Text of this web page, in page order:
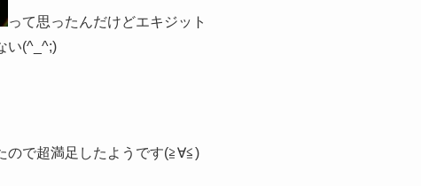
って思ったんだけどエキジット
い(^_^;)
ので超満足したようです(≧∀≦)